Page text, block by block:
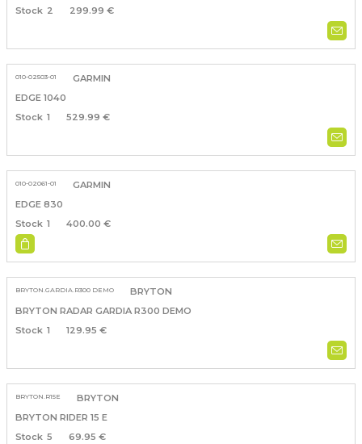
2
299.99 €
010-02503-01
GARMIN
EDGE 1040
1
529.99 €
010-02061-01
GARMIN
EDGE 830
1
400.00 €
BRYTON.GARDIA.R300 DEMO
BRYTON
BRYTON RADAR GARDIA R300 DEMO
1
129.95 €
BRYTON.R15E
BRYTON
BRYTON RIDER 15 E
5
69.95 €